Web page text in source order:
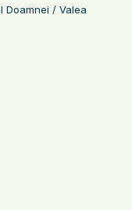
Doamnei / Valea